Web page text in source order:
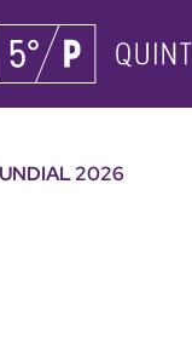
2026